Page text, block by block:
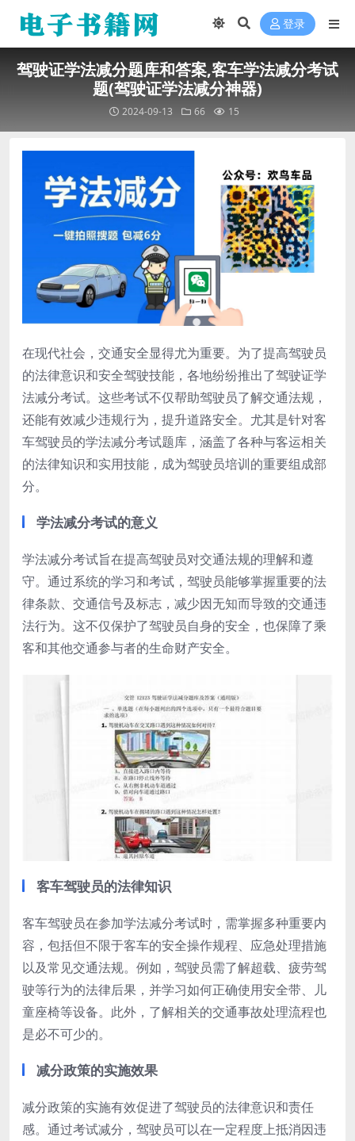
登录
驾驶证学法减分题库和答案,客车学法减分考试
题(驾驶证学法减分神器)
2024-09-13 66 15
在现代社会，交通安全显得尤为重要。为了提高驾驶员
的法律意识和安全驾驶技能，各地纷纷推出了驾驶证学
法减分考试。这些考试不仅帮助驾驶员了解交通法规，
还能有效减少违规行为，提升道路安全。尤其是针对客
车驾驶员的学法减分考试题库，涵盖了各种与客运相关
的法律知识和实用技能，成为驾驶员培训的重要组成部
分。
学法减分考试的意义
学法减分考试旨在提高驾驶员对交通法规的理解和遵
守。通过系统的学习和考试，驾驶员能够掌握重要的法
律条款、交通信号及标志，减少因无知而导致的交通违
法行为。这不仅保护了驾驶员自身的安全，也保障了乘
客和其他交通参与者的生命财产安全。
客车驾驶员的法律知识
客车驾驶员在参加学法减分考试时，需掌握多种重要内
容，包括但不限于客车的安全操作规程、应急处理措施
以及常见交通法规。例如，驾驶员需了解超载、疲劳驾
驶等行为的法律后果，并学习如何正确使用安全带、儿
童座椅等设备。此外，了解相关的交通事故处理流程也
是必不可少的。
减分政策的实施效果
减分政策的实施有效促进了驾驶员的法律意识和责任
感。通过考试减分，驾驶员可以在一定程度上抵消因违